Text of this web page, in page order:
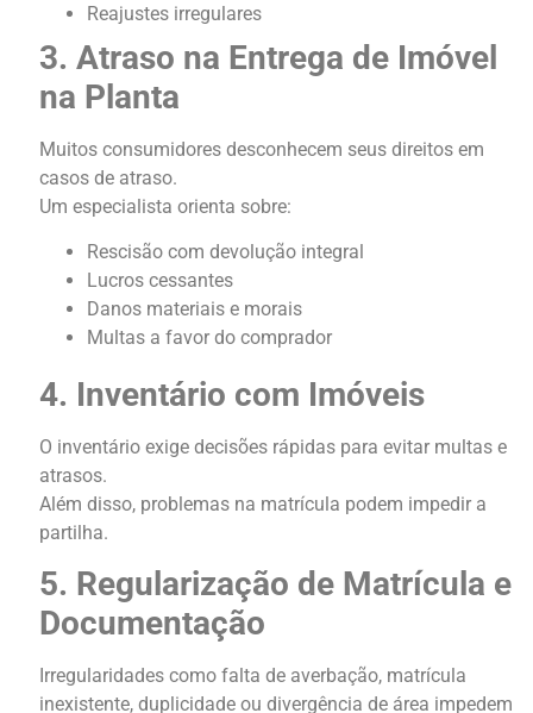
Reajustes irregulares
3. Atraso na Entrega de Imóvel
na Planta
Muitos consumidores desconhecem seus direitos em
casos de atraso.
Um especialista orienta sobre:
Rescisão com devolução integral
Lucros cessantes
Danos materiais e morais
Multas a favor do comprador
4. Inventário com Imóveis
O inventário exige decisões rápidas para evitar multas e
atrasos.
Além disso, problemas na matrícula podem impedir a
partilha.
5. Regularização de Matrícula e
Documentação
Irregularidades como falta de averbação, matrícula
inexistente, duplicidade ou divergência de área impedem